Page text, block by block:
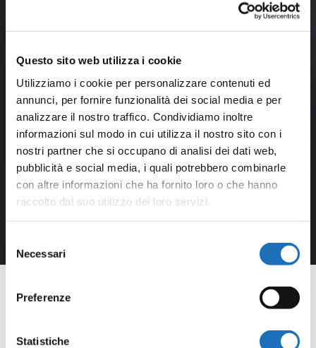
Questo sito web utilizza i cookie
Utilizziamo i cookie per personalizzare contenuti ed
annunci, per fornire funzionalità dei social media e per
analizzare il nostro traffico. Condividiamo inoltre
informazioni sul modo in cui utilizza il nostro sito con i
nostri partner che si occupano di analisi dei dati web,
pubblicità e social media, i quali potrebbero combinarle
con altre informazioni che ha fornito loro o che hanno
raccolto dal suo utilizzo dei loro servizi.
delNecessari
Preferenze
Statistiche